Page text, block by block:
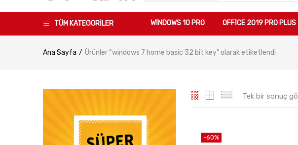
TÜM KATEGORİLER WINDOWS 10 PRO OFFICE 2019 PRO PLUS
Ana Sayfa Ürünler “windows 7 home basic 32 bit key” olarak etiketlendi
Tek bir sonuç
-60%